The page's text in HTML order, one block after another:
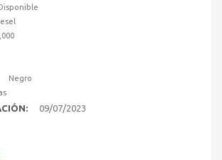
Negro
09/07/2023